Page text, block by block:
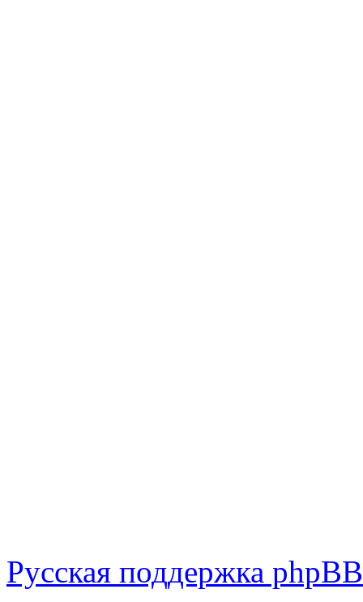
Русская поддержка phpBB